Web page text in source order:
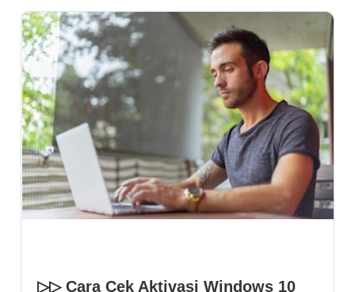
▷▷ Cara Cek Aktivasi Windows 10